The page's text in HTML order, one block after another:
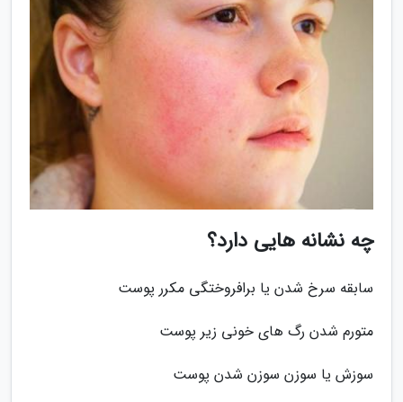
چه نشانه هایی دارد؟
سابقه سرخ شدن یا برافروختگی مکرر پوست
متورم شدن رگ های خونی زیر پوست
سوزش یا سوزن سوزن شدن پوست